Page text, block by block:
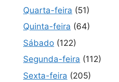
Quarta-feira (51)
Quinta-feira (64)
Sábado (122)
Segunda-feira (112)
Sexta-feira (205)